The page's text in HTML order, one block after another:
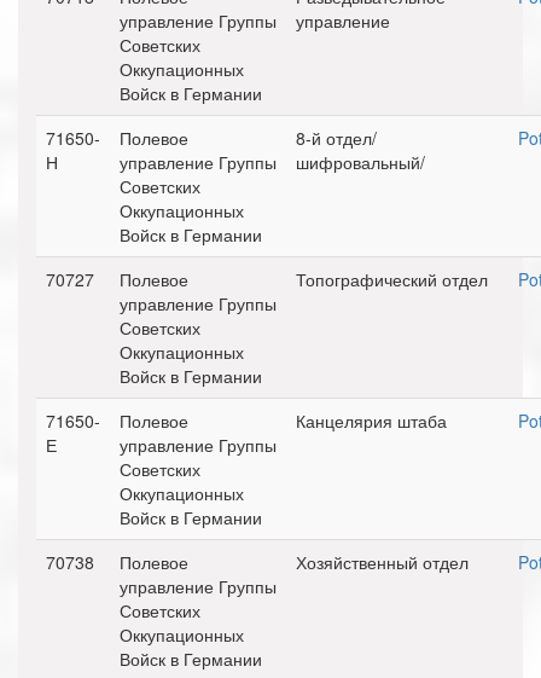
управление Группы
Советских
Оккупационных
Войск в Германии
управление
71650-
Н
Полевое
управление Группы
Советских
Оккупационных
Войск в Германии
8-й отдел/
шифровальный/
70727
Полевое
управление Группы
Советских
Оккупационных
Войск в Германии
Топографический отдел
71650-
Е
Полевое
управление Группы
Советских
Оккупационных
Войск в Германии
Канцелярия штаба
70738
Полевое
управление Группы
Советских
Оккупационных
Войск в Германии
Хозяйственный отдел